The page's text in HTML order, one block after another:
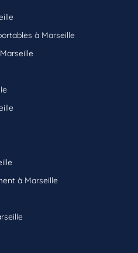
à Marseille
à Marseille